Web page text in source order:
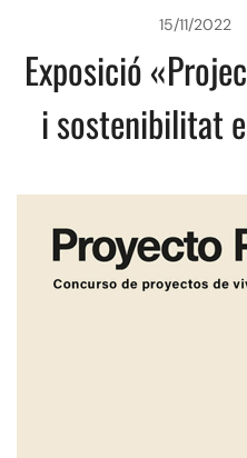
15/11/2022
Exposició
i sostenibilitat